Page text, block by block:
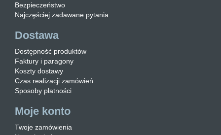
Bezpieczeństwo
Najczęściej zadawane pytania
Dostawa
Dostępność produktów
Faktury i paragony
Koszty dostawy
Czas realizacji zamówień
Sposoby płatności
Moje konto
Twoje zamówienia